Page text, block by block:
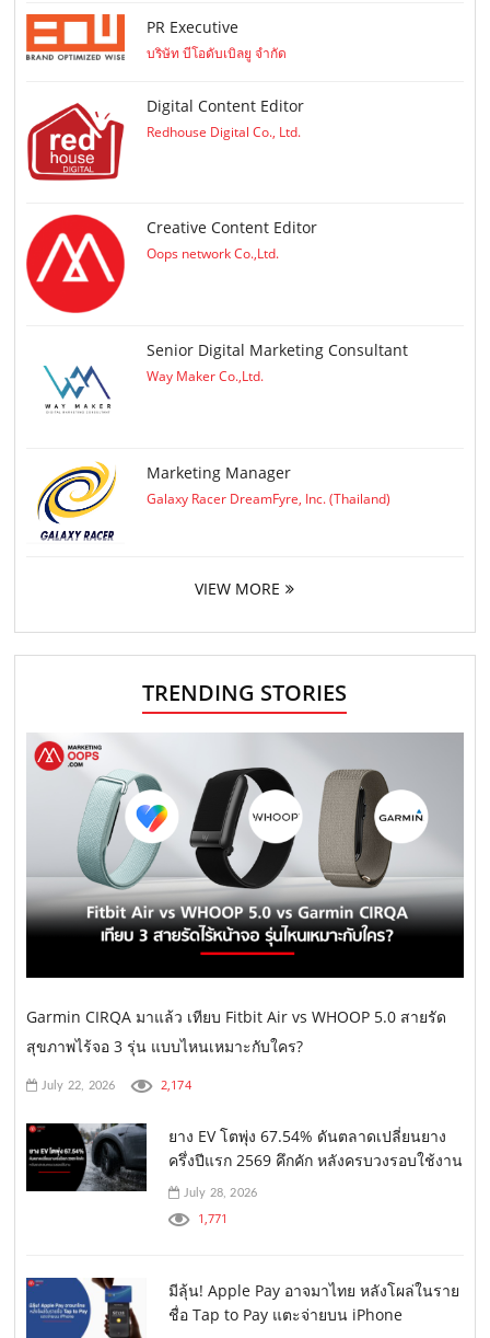
PR Executive
บริษัท บีโอดับเบิลยู จำกัด
Digital Content Editor
Redhouse Digital Co., Ltd.
Creative Content Editor
Oops network Co.,Ltd.
Senior Digital Marketing Consultant
Way Maker Co.,Ltd.
Marketing Manager
Galaxy Racer DreamFyre, Inc. (Thailand)
VIEW MORE
TRENDING STORIES
Garmin CIRQA มาแล้ว เทียบ Fitbit Air vs WHOOP 5.0 สายรัด
สุขภาพไร้จอ 3 รุ่น แบบไหนเหมาะกับใคร?
July 22, 2026 2,174
ยาง EV โตพุ่ง 67.54% ดันตลาดเปลี่ยนยาง
ครึ่งปีแรก 2569 คึกคัก หลังครบวงรอบใช้งาน
July 28, 2026
1,771
มีลุ้น! Apple Pay อาจมาไทย หลังโผล่ในราย
ชื่อ Tap to Pay แตะจ่ายบน iPhone